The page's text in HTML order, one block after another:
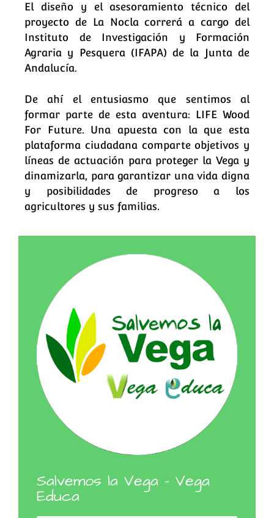
El diseño y el asesoramiento técnico del
proyecto de La Nocla correrá a cargo del
Instituto de Investigación y Formación
Agraria y Pesquera (IFAPA) de la Junta de
Andalucía.
De ahí el entusiasmo que sentimos al
formar parte de esta aventura: LIFE Wood
For Future. Una apuesta con la que esta
plataforma ciudadana comparte objetivos y
líneas de actuación para proteger la Vega y
dinamizarla, para garantizar una vida digna
y posibilidades de progreso a los
agricultores y sus familias.
Salvemos la Vega - Vega
Educa